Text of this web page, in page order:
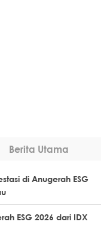
Berita Utama
di Anugerah ESG
ESG 2026 dari IDX